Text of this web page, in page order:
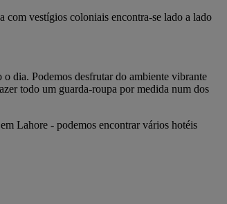
vestígios coloniais encontra-se lado a lado
dia. Podemos desfrutar do ambiente vibrante
todo um guarda-roupa por medida num dos
Lahore - podemos encontrar vários hotéis